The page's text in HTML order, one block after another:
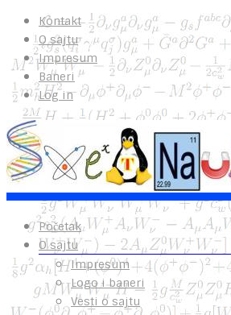
Kontakt
O sajtu
Impresum
Baneri
Log in
Početak
O sajtu
Impresum
Logo i baneri
Vesti o sajtu